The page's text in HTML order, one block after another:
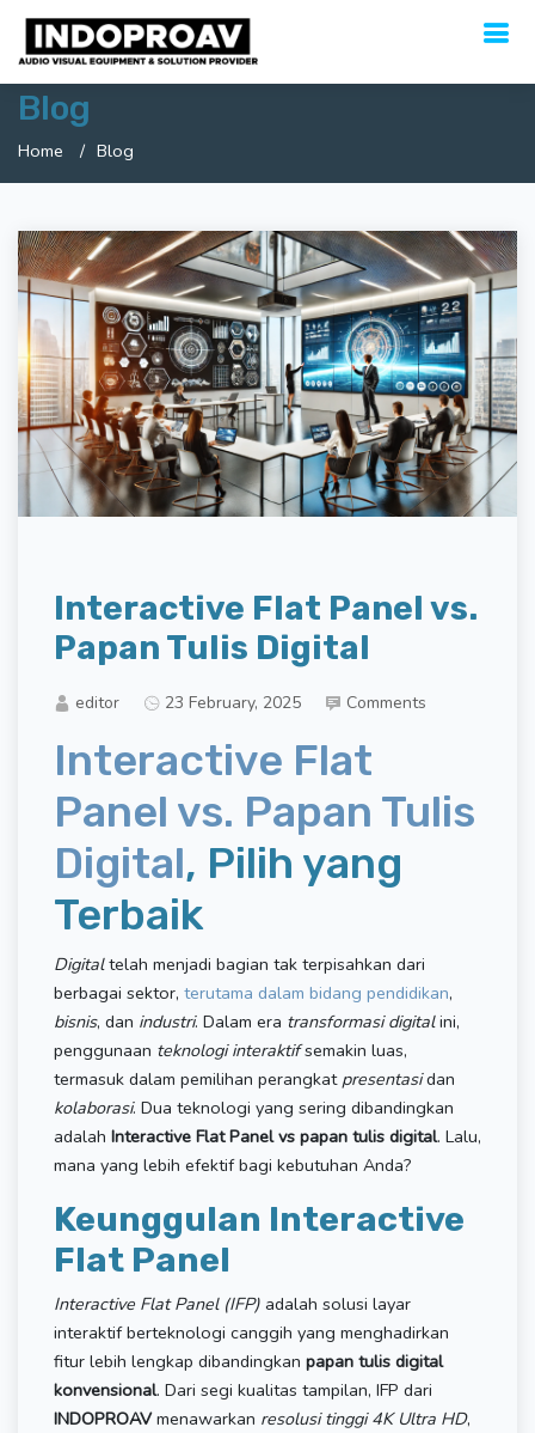
Blog
Home Blog
Interactive Flat Panel vs.
Papan Tulis Digital
editor 23 February, 2025 Comments
Interactive Flat
Panel vs. Papan Tulis
Digital, Pilih yang
Terbaik
Digitaltelah menjadi bagian tak terpisahkan dari
berbagai sektor, terutama dalam bidang pendidikan,
bisnis, dan industri. Dalam era transformasi digitalini,
penggunaan teknologi interaktifsemakin luas,
termasuk dalam pemilihan perangkat presentasidan
kolaborasi. Dua teknologi yang sering dibandingkan
adalah Interactive Flat Panel vs papan tulis digital. Lalu,
mana yang lebih efektif bagi kebutuhan Anda?
Keunggulan Interactive
Flat Panel
Interactive Flat Panel (IFP) adalah solusi layar
interaktif berteknologi canggih yang menghadirkan
fitur lebih lengkap dibandingkan papan tulis digital
konvensional. Dari segi kualitas tampilan, IFP dari
INDOPROAVmenawarkan resolusi tinggi 4K Ultra HD,